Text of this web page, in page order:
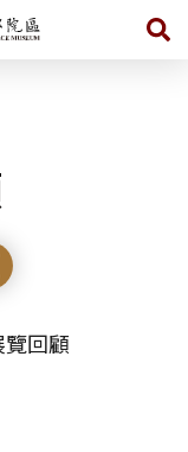
覽回顧